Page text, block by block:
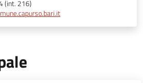
(int. 216)